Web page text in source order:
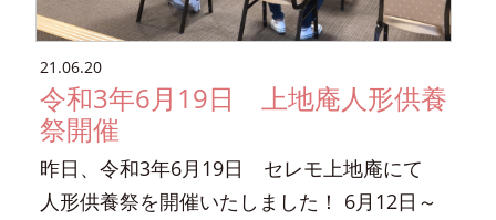
21.06.20
令和3年6月19日 上地庵人形供養
祭開催
昨日、令和3年6月19日 セレモ上地庵にて
人形供養祭を開催いたしました！ 6月12日～